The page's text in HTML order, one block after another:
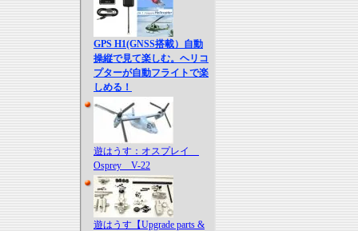
GPS H1(GNSS搭載）自動
操縦で見て楽しむ。ヘリコ
プターが自動フライトで楽
しめる！
遊はうす：オスプレイ
Osprey V-22
遊はうす【Upgrade parts &